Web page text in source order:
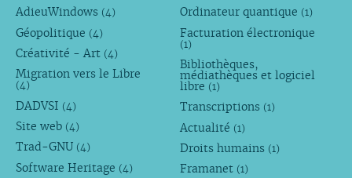
AdieuWindows (4)
Géopolitique (4)
Créativité - Art (4)
Migration vers le Libre
(4)
DADVSI (4)
Site web (4)
Trad-GNU (4)
Software Heritage (4)
Ordinateur quantique (1)
Facturation électronique
(1)
Bibliothèques,
médiathèques et logiciel
libre (1)
Transcriptions (1)
Actualité (1)
Droits humains (1)
Framanet (1)